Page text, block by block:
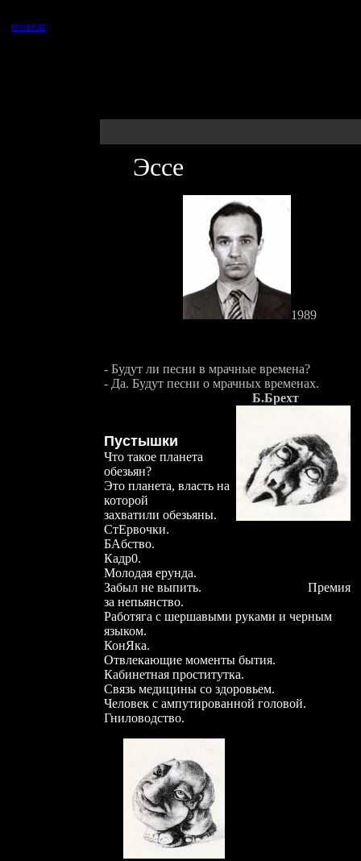
ВОЗВРАТ
Эссе
1989
- Будут ли песни в мрачные времена?
- Да. Будут песни о мрачных временах.
Б.Брехт
Пустышки
Что такое планета
обезьян?
Это планета, власть на
которой
захватили обезьяны.
СтЕрвочки.
БАбство.
Кадр0.
Молодая ерунда.
Забыл не выпить. Премия
за непьянство.
Работяга с шершавыми руками и черным
языком.
КонЯка.
Отвлекающие моменты бытия.
Кабинетная проститутка.
Связь медицины со здоровьем.
Человек с ампутированной головой.
Гниловодство.